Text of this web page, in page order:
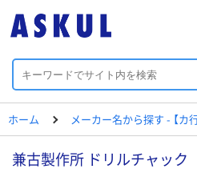
ホーム メーカー名から探す - 【カ行
兼古製作所 ドリルチャック